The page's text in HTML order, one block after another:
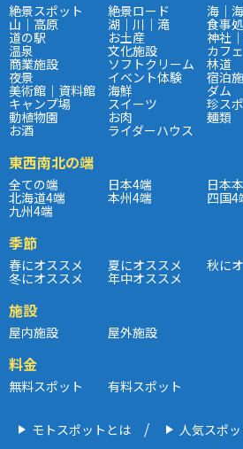
絶景スポット 絶景ロード 海｜
山｜高原 湖｜川｜滝 食事処
道の駅 お土産 神社
温泉 文化施設 カフ
商業施設 ソフトクリーム 林道
夜景 イベント体験 宿泊
美術館｜資料館 海鮮 ダム
キャンプ場 スイーツ 珍ス
動植物園 お肉 麺類
お酒 ライダーハウス
東西南北の端
全ての端 日本4端 日本
北海道4端 本州4端 四国4
九州4端
季節
春にオススメ 夏にオススメ 秋に
冬にオススメ 年中オススメ
施設
屋内施設 屋外施設
料金
無料スポット 有料スポット
モトスポットとは 人気スポッ